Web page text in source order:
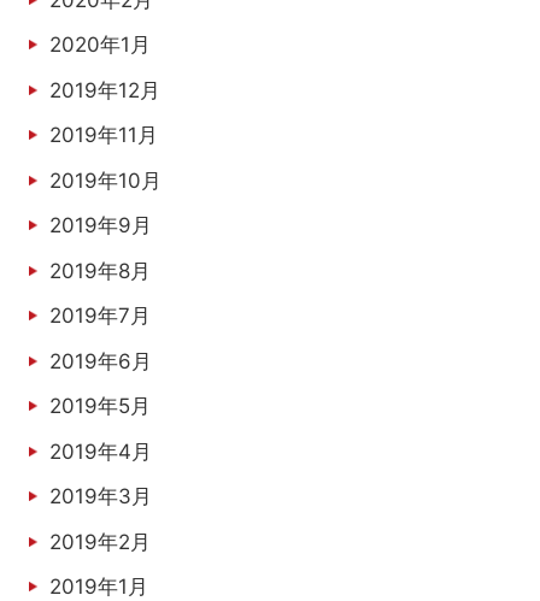
2020年1月
2019年12月
2019年11月
2019年10月
2019年9月
2019年8月
2019年7月
2019年6月
2019年5月
2019年4月
2019年3月
2019年2月
2019年1月